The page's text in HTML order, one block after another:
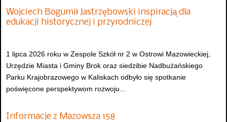
Wojciech Bogumił Jastrzębowski inspiracją dla
edukacji historycznej i przyrodniczej
1 lipca 2026 roku w Zespole Szkół nr 2 w Ostrowi Mazowieckiej,
Urzędzie Miasta i Gminy Brok oraz siedzibie Nadbużańskiego
Parku Krajobrazowego w Kaliskach odbyło się spotkanie
poświęcone perspektywom rozwoju...
Informacje z Mazowsza 158